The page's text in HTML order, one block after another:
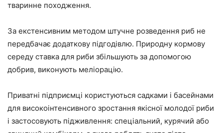
тваринне походження.
За екстенсивним методом штучне розведення риб не
передбачає додаткову підгодівлю. Природну кормову
середу ставка для риби збільшують за допомогою
добрив, виконують меліорацію.
Приватні підприємці користуються садками і басейнами
для високоінтенсивного зростання якісної молодої риби
і застосовують підживлення: спеціальний, курячий або